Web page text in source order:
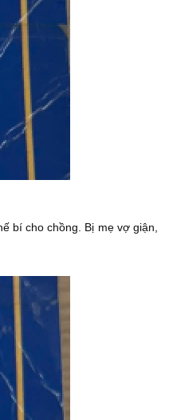
bí cho chồng. Bị mẹ vợ giận,